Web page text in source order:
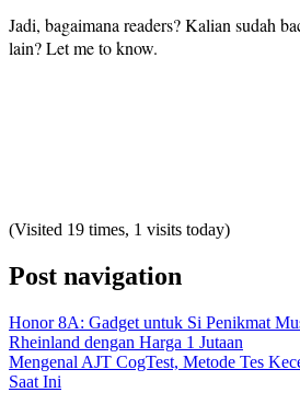
Jadi, bagaimana readers? Kalian sudah
lain? Let me to know.
(Visited 19 times, 1 visits today)
Post navigation
Honor 8A: Gadget untuk Si Penikmat
Rheinland dengan Harga 1 Jutaan
Mengenal AJT CogTest, Metode Tes
Saat Ini